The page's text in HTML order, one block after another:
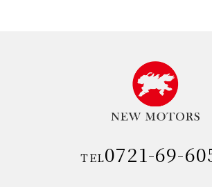
TEL0721-69-